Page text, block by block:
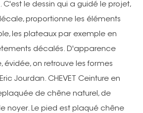
le dessin qui a guidé le projet,
proportionne les éléments
les plateaux par exemple en
décalés. D'apparence
évidée, on retrouve les formes
Jourdan. CHEVET Ceinture en
de chêne naturel, de
noyer. Le pied est plaqué chêne